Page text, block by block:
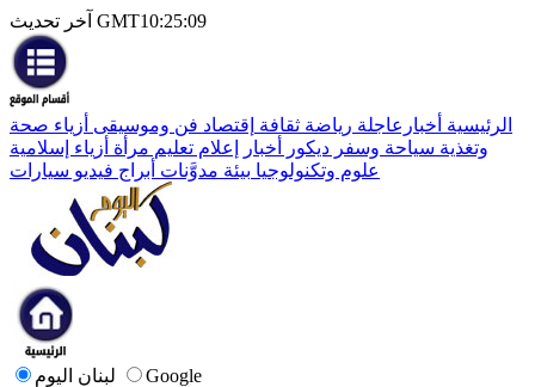
آخر تحديث GMT10:25:09
الرئيسية أخبارعاجلة رياضة ثقافة إقتصاد فن وموسيقى أزياء صحة
وتغذية سياحة وسفر ديكور أخبار إعلام تعليم مرأة أزياء إسلامية
علوم وتكنولوجيا بيئة مدوَّنات أبراج فيديو سيارات
لبنان اليوم
Google